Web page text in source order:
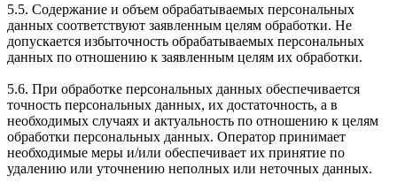
5.5. Содержание и объем обрабатываемых персональных
данных соответствуют заявленным целям обработки. Не
допускается избыточность обрабатываемых персональных
данных по отношению к заявленным целям их обработки.
5.6. При обработке персональных данных обеспечивается
точность персональных данных, их достаточность, а в
необходимых случаях и актуальность по отношению к целям
обработки персональных данных. Оператор принимает
необходимые меры и/или обеспечивает их принятие по
удалению или уточнению неполных или неточных данных.